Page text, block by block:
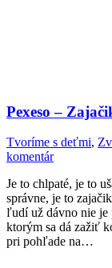
Pexeso –
Tvoríme s deťmi,
komentár
Je to chlpaté, je to
správne, je to
ľudí už dávno nie je
ktorým sa dá zažiť
pri pohľade na…